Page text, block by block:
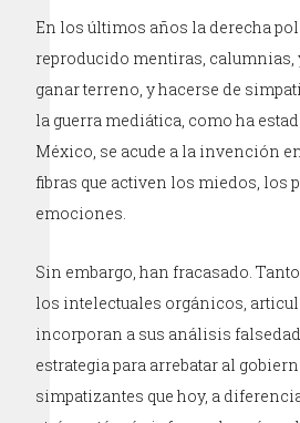
En los últimos años la derecha
reproducido mentiras, calumnias,
ganar terreno, y hacerse de
la guerra mediática, como ha
México, se acude a la invención
fibras que activen los miedos, los
emociones.
Sin embargo, han fracasado.
los intelectuales orgánicos,
incorporan a sus análisis
estrategia para arrebatar al
simpatizantes que hoy, a